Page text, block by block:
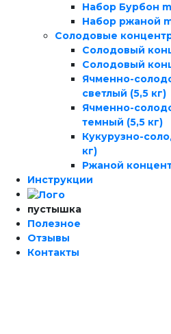
Набор Бурбон
Набор ржаной
Солодовые
Солодовый
Солодовый
Ячменно-
светлый (5,5 кг)
Ячменно-
темный (5,5 кг)
Кукурузно-
кг)
Ржаной
Инструкции
пустышка
Полезное
Отзывы
Контакты